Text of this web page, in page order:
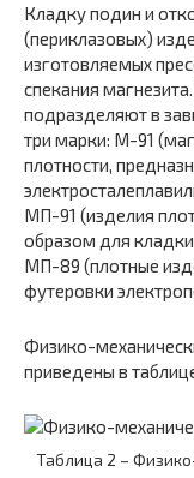
Кладку подин и
(периклазовых)
изготовляемых
спекания
подразделяют в
три марки: М-91
плотности,
МП-91 (изделия
образом для
МП-89 (плотные
футеровки
Физико-
приведены в
Таблица 2 –